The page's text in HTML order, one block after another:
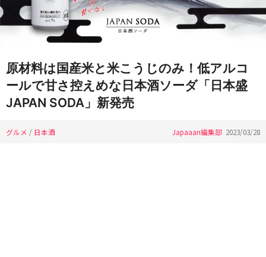
原材料は国産米と米こうじのみ！低アルコ
ールで甘さ控えめな日本酒ソーダ「日本盛
JAPAN SODA」新発売
グルメ / 日本酒 Japaaan編集部 2023/03/28